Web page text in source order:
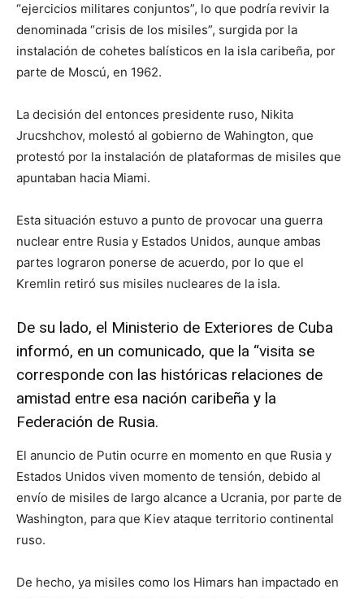
“ejercicios militares conjuntos”, lo que podría revivir la
denominada “crisis de los misiles”, surgida por la
instalación de cohetes balísticos en la isla caribeña, por
parte de Moscú, en 1962.
La decisión del entonces presidente ruso, Nikita
Jrucshchov, molestó al gobierno de Wahington, que
protestó por la instalación de plataformas de misiles que
apuntaban hacia Miami.
Esta situación estuvo a punto de provocar una guerra
nuclear entre Rusia y Estados Unidos, aunque ambas
partes lograron ponerse de acuerdo, por lo que el
Kremlin retiró sus misiles nucleares de la isla.
De su lado, el Ministerio de Exteriores de Cuba
informó, en un comunicado, que la “visita se
corresponde con las históricas relaciones de
amistad entre esa nación caribeña y la
Federación de Rusia.
El anuncio de Putin ocurre en momento en que Rusia y
Estados Unidos viven momento de tensión, debido al
envío de misiles de largo alcance a Ucrania, por parte de
Washington, para que Kiev ataque territorio continental
ruso.
De hecho, ya misiles como los Himars han impactado en